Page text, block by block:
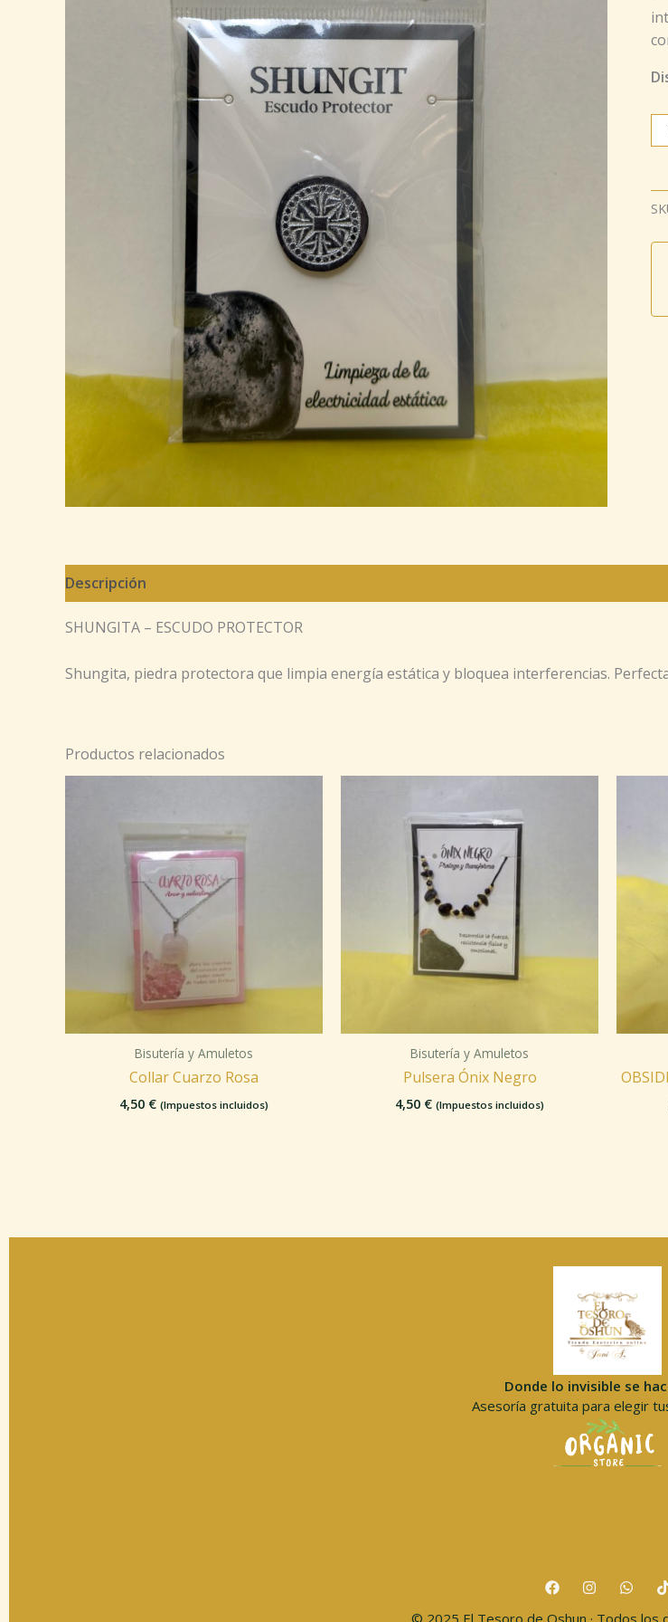
Descripción
SHUNGITA – ESCUDO PROTECTOR
Shungita, piedra protectora que limpia energía estática y bloquea interferencias.
Productos relacionados
Bisutería y Amuletos
Collar Cuarzo Rosa
4,50 € (Impuestos incluidos)
Bisutería y Amuletos
Pulsera Ónix Negro
4,50 € (Impuestos incluidos)
Donde lo invisible se
Asesoría gratuita para elegir
© 2025 El Tesoro de Oshun · Todos los